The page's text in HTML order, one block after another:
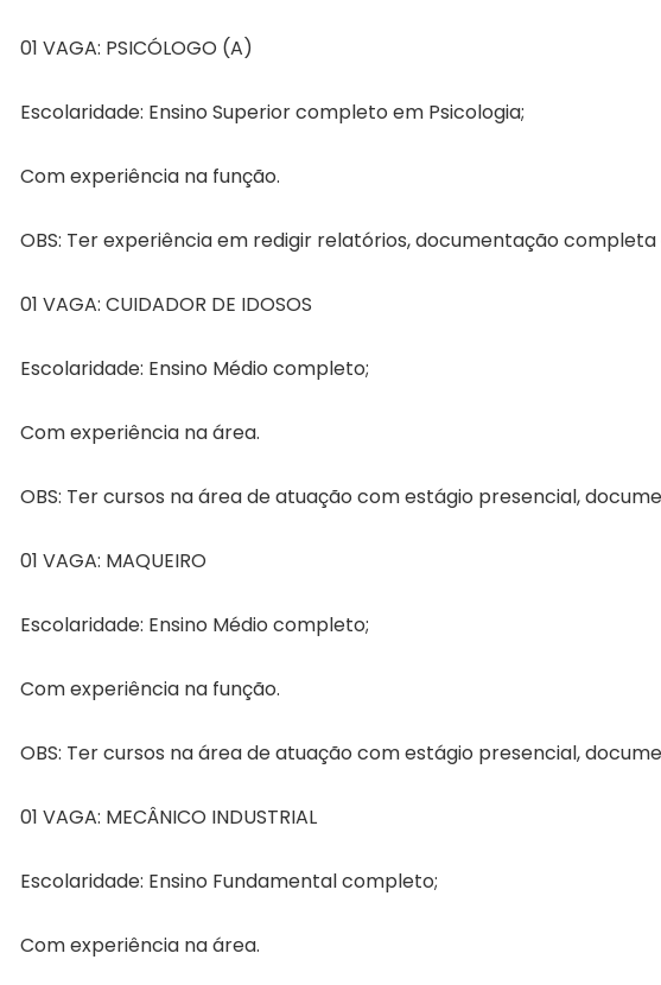
01 VAGA: PSICÓLOGO (A)
Escolaridade: Ensino Superior completo em Psicologia;
Com experiência na função.
OBS: Ter experiência em redigir relatórios, documentação
01 VAGA: CUIDADOR DE IDOSOS
Escolaridade: Ensino Médio completo;
Com experiência na área.
OBS: Ter cursos na área de atuação com estágio presencial,
01 VAGA: MAQUEIRO
Escolaridade: Ensino Médio completo;
Com experiência na função.
OBS: Ter cursos na área de atuação com estágio presencial,
01 VAGA: MECÂNICO INDUSTRIAL
Escolaridade: Ensino Fundamental completo;
Com experiência na área.